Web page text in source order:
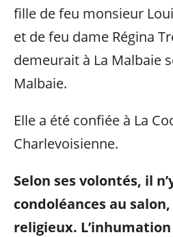
fille de feu monsieur
et de feu dame Régina
demeurait à La Malbaie
Malbaie.
Elle a été confiée à La
Charlevoisienne.
Selon ses volontés, il
condoléances au
religieux.